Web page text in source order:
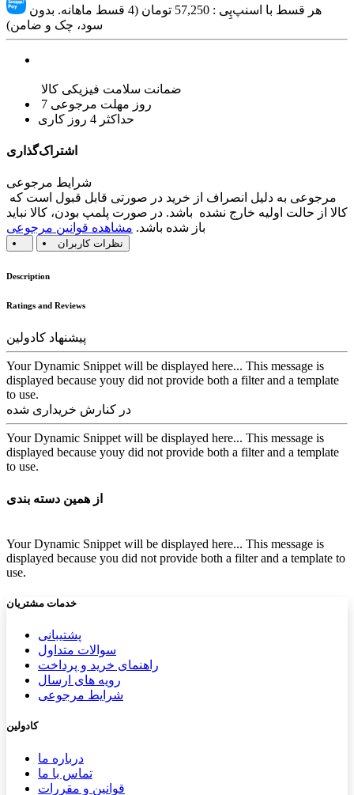
هر قسط با اسنپ‌پِی : 57,250
تومان (4 قسط ماهانه. بدون
سود، چک و ضامن)
ضمانت سلامت فیزیکی کالا
7 روز مهلت مرجوعی
حداکثر 4 روز کاری
اشتراک‌گذاری
شرایط مرجوعی
کالا از حالت اولیه خارج نشده باشد. در صورت پلمپ بودن، کالا نباید
باز شده باشد. مشاهده قوانین مرجوعی
نظرات کاربران
Description
Ratings and Reviews
پیشنهاد کادولین
Your Dynamic Snippet will be displayed here... This message is
displayed because youy did not provide both a filter and a template
to use.
در کنارش خریداری شده
Your Dynamic Snippet will be displayed here... This message is
displayed because youy did not provide both a filter and a template
to use.
از همین دسته بندی
Your Dynamic Snippet will be displayed here... This message is
displayed because you did not provide both a filter and a template to
use.
خدمات مشتریان
پشتیب​​انی
سوالات متداول
راهنمای خرید و پرداخت
رویه های ارسال
شرایط مرجوعی
کادولین
درباره ما
تماس با ما
قوانین و مقررات